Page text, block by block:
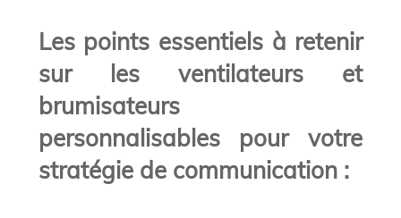
Les points essentiels à retenir
sur les ventilateurs et
brumisateurs
personnalisables pour votre
stratégie de communication :